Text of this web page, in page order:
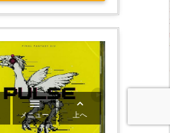

メニュー

上へ